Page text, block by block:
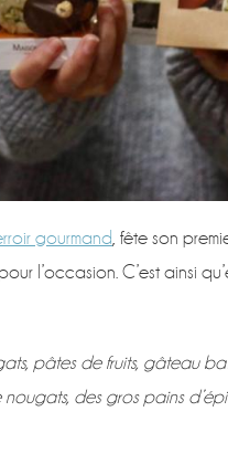
gourmand , fête son
l’occasion. C’est ainsi
pâtes de fruits, gâteau
nougats, des gros pains